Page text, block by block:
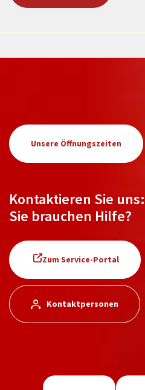
Unsere Öffnungszeiten
Kontaktieren Sie uns:
Sie brauchen Hilfe?
Zum Service-Portal
Kontaktpersonen